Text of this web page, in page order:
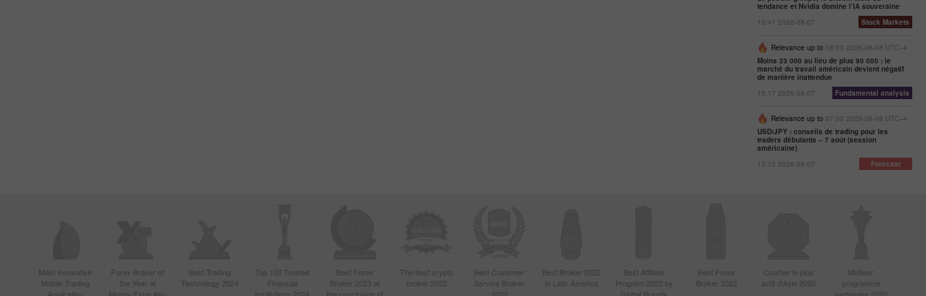
tendance et Nvidia domine l’IA souveraine
15:41 2026-08-07
Stock Markets
Relevance up to 08:00 2026-08-08 UTC--4
Moins 23 000 au lieu de plus 90 000 : le
marché du travail américain devient négatif
de manière inattendue
15:17 2026-08-07
Fundamental analysis
Relevance up to 07:00 2026-08-08 UTC--4
USD/JPY : conseils de trading pour les
traders débutants – 7 août (session
américaine)
13:12 2026-08-07
Forecast
Most Innovative
Mobile Trading
Forex Broker of
the Year at
Best Trading
Technology 2024
Top 100 Trusted
Financial
Best Forex
Broker 2023 at
The best crypto
broker 2022
Best Customer
Service Broker
Best Broker 2022
in Latin America
Best Affiliate
Program 2022 by
Best Forex
Broker 2022
Courtier le plus
actif d'Asie 2020
Meilleur
programme